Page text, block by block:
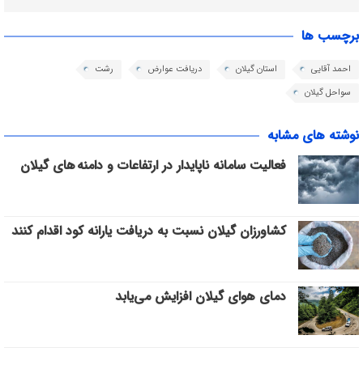
برچسب ها
احمد آقایی استان گیلان دریافت عوارض
رشت
سواحل گیلان
نوشته های مشابه
فعالیت سامانه ناپایدار در ارتفاعات و دامنه های گیلان
کشاورزان گیلان نسبت به دریافت یارانه کود اقدام کنند
دمای هوای گیلان افزایش می‌یابد